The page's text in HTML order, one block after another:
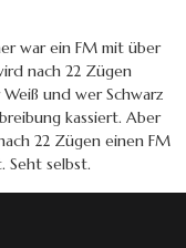
war ein FM mit über
nach 22 Zügen
und wer Schwarz
kassiert. Aber
22 Zügen einen FM
Seht selbst.